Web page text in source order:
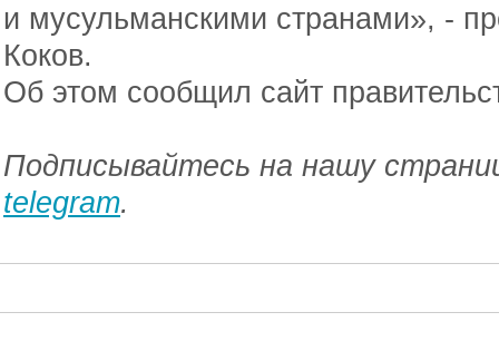
и мусульманскими странами», -
Коков.
Об этом сообщил сайт
Подписывайтесь на нашу
telegram.